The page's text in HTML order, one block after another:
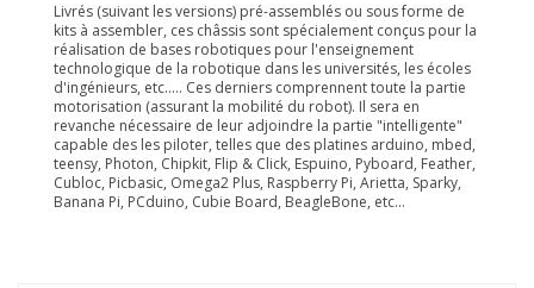
Livrés (suivant les versions) pré-assemblés ou sous forme de
kits à assembler, ces châssis sont spécialement conçus pour la
réalisation de bases robotiques pour l'enseignement
technologique de la robotique dans les universités, les écoles
d'ingénieurs, etc..... Ces derniers comprennent toute la partie
motorisation (assurant la mobilité du robot). Il sera en
revanche nécessaire de leur adjoindre la partie "intelligente"
capable des les piloter, telles que des platines arduino, mbed,
teensy, Photon, Chipkit, Flip & Click, Espuino, Pyboard, Feather,
Cubloc, Picbasic, Omega2 Plus, Raspberry Pi, Arietta, Sparky,
Banana Pi, PCduino, Cubie Board, BeagleBone, etc...